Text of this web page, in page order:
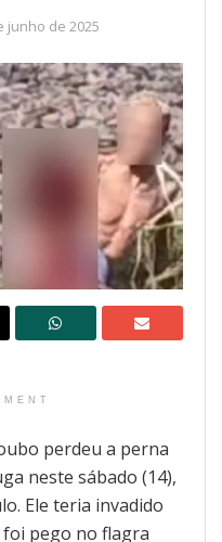
junho de 2025
perdeu a perna
neste sábado (14),
Ele teria invadido
foi pego no flagra